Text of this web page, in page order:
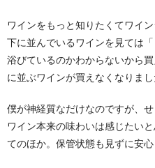
ワインをもっと知りたくてワイ
下に並んでいるワインを見ては
浴びているのかわからないから
に並ぶワインが買えなくなりまし
僕が神経質なだけなのですが、
ワイン本来の味わいは感じたい
てのほか。保管状態も見ずに安